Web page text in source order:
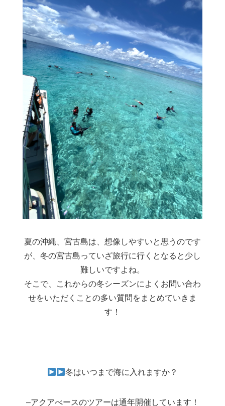
夏の沖縄、宮古島は、想像しやすいと思うのです
が、冬の宮古島っていざ旅行に行くとなると少し
難しいですよね。
そこで、これからの冬シーズンによくお問い合わ
せをいただくことの多い質問をまとめていきま
す！
冬はいつまで海に入れますか？
–アクアべースのツアーは通年開催しています！